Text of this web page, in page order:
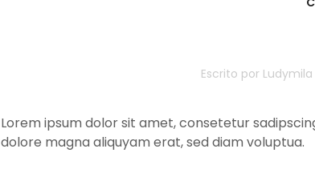
Escrito por Ludymila
Lorem ipsum dolor sit amet, consetetur
dolore magna aliquyam erat, sed diam voluptua.